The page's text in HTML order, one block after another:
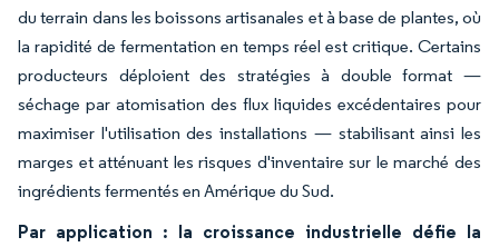
du terrain dans les boissons artisanales et à base de plantes, où
la rapidité de fermentation en temps réel est critique. Certains
producteurs déploient des stratégies à double format —
séchage par atomisation des flux liquides excédentaires pour
maximiser l'utilisation des installations — stabilisant ainsi les
marges et atténuant les risques d'inventaire sur le marché des
ingrédients fermentés en Amérique du Sud.
Par application : la croissance industrielle défie la